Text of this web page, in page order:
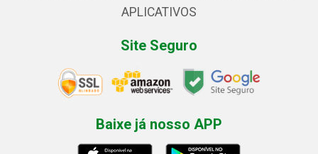
APLICATIVOS
Site Seguro
Baixe já nosso APP